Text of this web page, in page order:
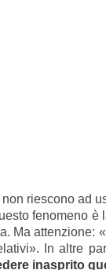
riescono ad
fenomeno è
Ma attenzione:
In altre
inasprito